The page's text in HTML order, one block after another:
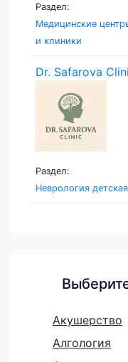
Раздел:
Медицинские
и клиники
Dr. Safarova
Раздел:
Неврология детская
Акушерство
Алгология